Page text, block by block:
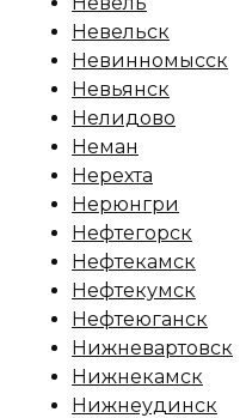
Невельск
Невинномысск
Невьянск
Нелидово
Неман
Нерехта
Нерюнгри
Нефтегорск
Нефтекамск
Нефтекумск
Нефтеюганск
Нижневартовск
Нижнекамск
Нижнеудинск